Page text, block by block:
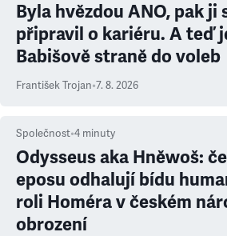
Byla hvězdou ANO, pak ji
připravil o kariéru. A teď
Babišově straně do voleb
František Trojan•7. 8. 2026
Společnost•4 minuty
Odysseus aka Hněwoš:
eposu odhalují bídu
roli Homéra v českém
obrození